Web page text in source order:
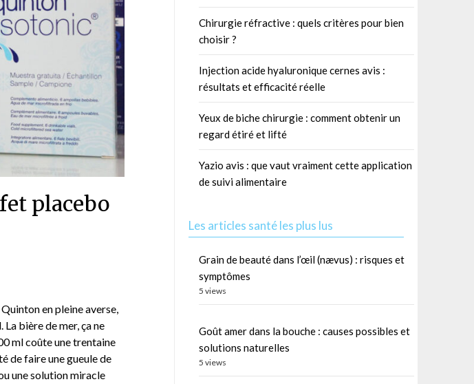
placebo
en pleine averse,
bière de mer, ça ne
ml coûte une trentaine
de faire une gueule de
une solution miracle
Chirurgie réfractive : quels critères pour bien
choisir ?
Injection acide hyaluronique cernes avis :
résultats et efficacité réelle
Yeux de biche chirurgie : comment obtenir un
regard étiré et lifté
Yazio avis : que vaut vraiment cette application
de suivi alimentaire
Les articles santé les plus lus
Grain de beauté dans l’œil (nævus) : risques et
symptômes
5 views
Goût amer dans la bouche : causes possibles et
solutions naturelles
5 views